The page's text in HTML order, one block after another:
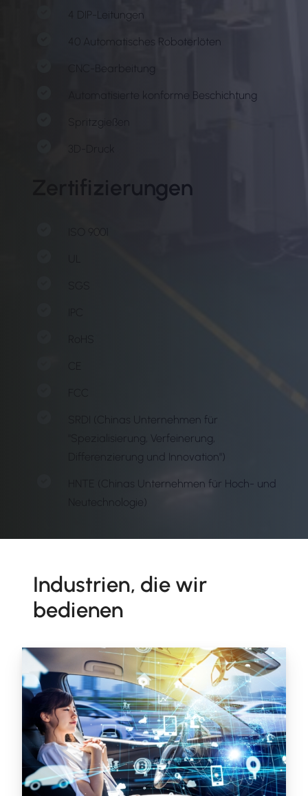
4 DIP-Leitungen
40 Automatisches Roboterlöten
CNC-Bearbeitung
Automatisierte konforme Beschichtung
Spritzgießen
Zertifizierungen
SRDI (Chinas Unternehmen für
"Spezialisierung, Verfeinerung,
Differenzierung und Innovation")
HNTE (Chinas Unternehmen für Hoch- und
Neutechnologie)
Industrien, die wir
bedienen